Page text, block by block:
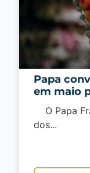
Papa
em maio
O Papa
dos...